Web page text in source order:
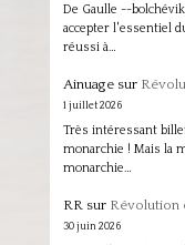
De Gaulle --
accepter l'essentiel
réussi à…
Ainuagesur
1 juillet 2026
Très intéressant
monarchie ! Mais la
monarchie…
RR sur Révolution
30 juin 2026